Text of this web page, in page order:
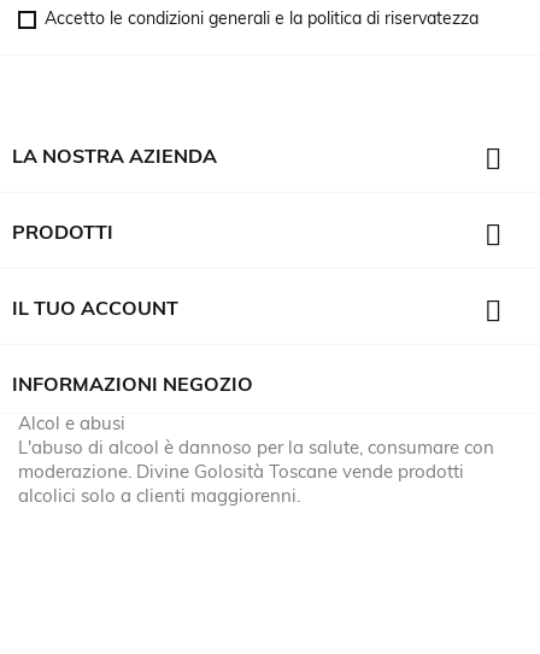
Accetto le condizioni generali e la politica di riservatezza
LA NOSTRA AZIENDA 
PRODOTTI 
IL TUO ACCOUNT 
INFORMAZIONI NEGOZIO
Alcol e abusi
L'abuso di alcool è dannoso per la salute, consumare con
moderazione. Divine Golosità Toscane vende prodotti
alcolici solo a clienti maggiorenni.